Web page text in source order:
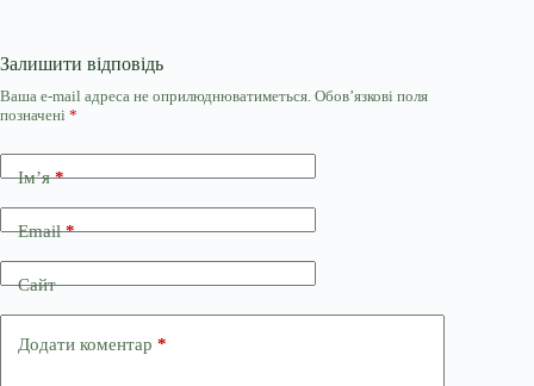
Залишити відповідь
Ваша e-mail адреса не оприлюднюватиметься. Обов’язкові поля
позначені *
Ім’я*
Email*
Сайт
Додати коментар *